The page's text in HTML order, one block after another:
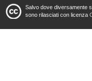
Salvo dove diversamente
sono rilasciati con licenza